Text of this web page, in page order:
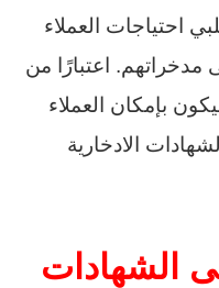
احتياجات العملاء
مدخراتهم. اعتبارًا من
23 يونيو 2026، سيكون بإمكان العملاء
الادخارية
الشهادات